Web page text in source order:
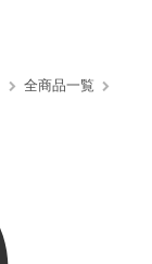
全商品一覧